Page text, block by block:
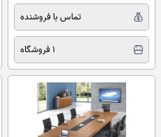
تماس با فروشنده
1 فروشگاه